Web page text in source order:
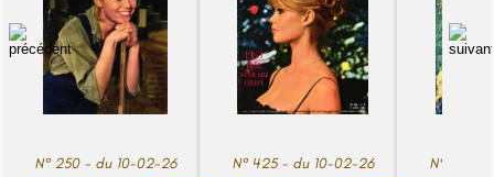
N° 250 - du 10-02-26 N° 425 - du 10-02-26 N° 445 -